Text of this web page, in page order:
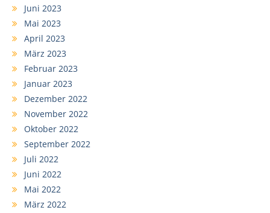
Juni 2023
Mai 2023
April 2023
März 2023
Februar 2023
Januar 2023
Dezember 2022
November 2022
Oktober 2022
September 2022
Juli 2022
Juni 2022
Mai 2022
März 2022